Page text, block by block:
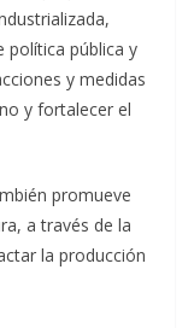
política pública y
y medidas
y fortalecer el
promueve
a través de la
la producción